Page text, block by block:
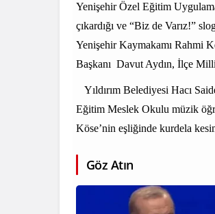
Yenişehir Özel Eğitim
çıkardığı ve “Biz de Varız!”
Yenişehir Kaymakamı Rahmi
Başkanı Davut Aydın, İlçe
Yıldırım Belediyesi Hacı
Eğitim Meslek Okulu müzik
Köse’nin eşliğinde kurdela
Göz Atın